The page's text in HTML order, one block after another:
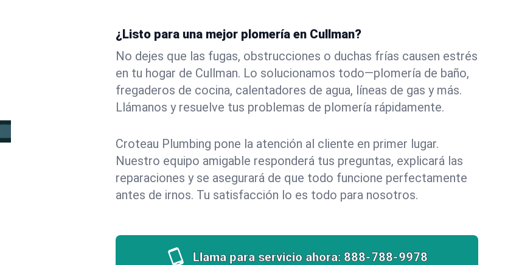
¿Listo para una mejor plomería en Cullman?
No dejes que las fugas, obstrucciones o duchas frías causen estrés
en tu hogar de Cullman. Lo solucionamos todo—plomería de baño,
fregaderos de cocina, calentadores de agua, líneas de gas y más.
Llámanos y resuelve tus problemas de plomería rápidamente.
Croteau Plumbing pone la atención al cliente en primer lugar.
Nuestro equipo amigable responderá tus preguntas, explicará las
reparaciones y se asegurará de que todo funcione perfectamente
antes de irnos. Tu satisfacción lo es todo para nosotros.
Llama para servicio ahora: 888-788-9978